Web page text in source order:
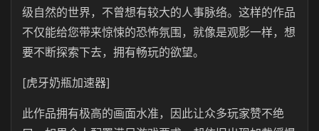
级自然的世界，不曾想有较大的人事脉络。这样的作品
不仅能给您带来惊悚的恐怖氛围，就像是观影一样，想
要不断探索下去，拥有畅玩的欲望。
[虎牙奶瓶加速器]
此作品拥有极高的画面水准，因此让众多玩家赞不绝